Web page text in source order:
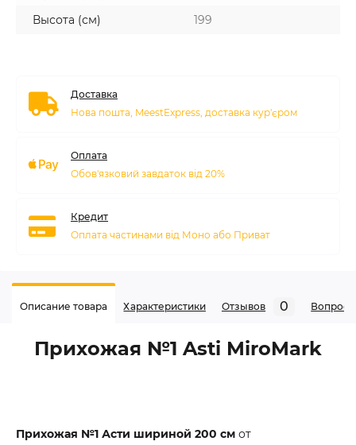
Высота (см)
199
Доставка
Нова пошта, MeestExpress, доставка кур'єром
Оплата
Обов'язковий завдаток від 20%
Кредит
Оплата частинами від Моно або Приват
Описание товара Характеристики Отзывов 0
Прихожая №1 Asti MiroMark
Прихожая №1 Асти шириной 200 см от